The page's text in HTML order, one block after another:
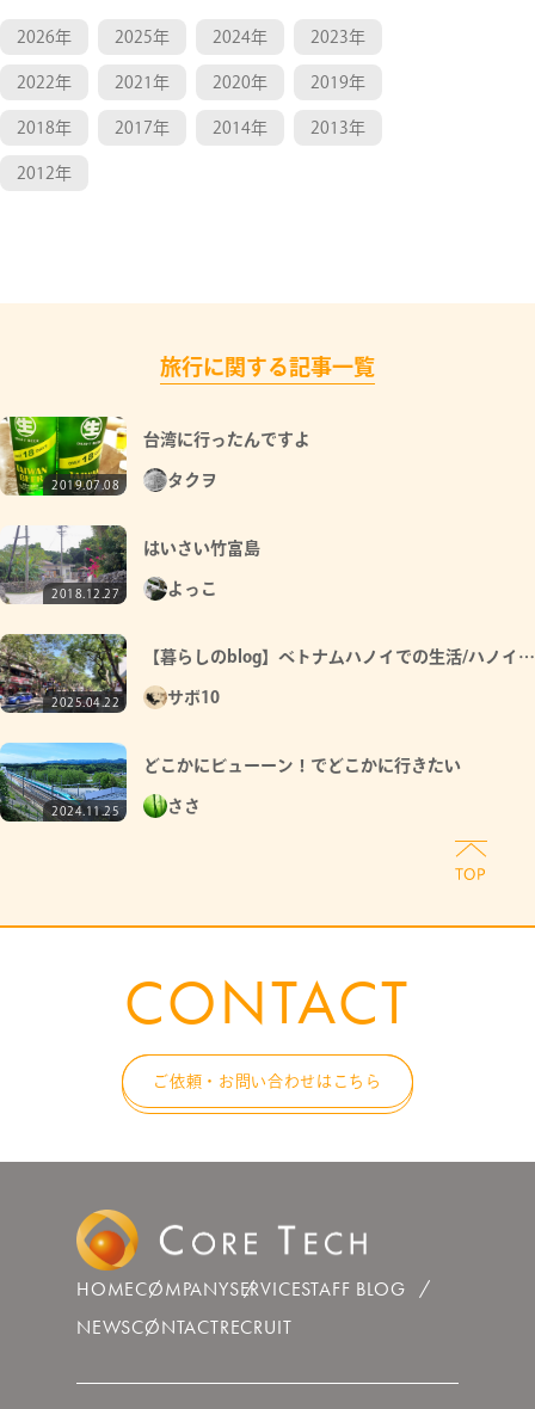
2026年 2025年 2024年 2023年
2022年 2021年 2020年 2019年
2018年 2017年 2014年 2013年
2012年
旅行に関する記事一覧
2019.07.08
台湾に行ったんですよ
タクヲ
2018.12.27
はいさい竹富島
よっこ
2025.04.22
【暮らしのblog】ベトナムハノイでの生活/ハノイ駐
サボ10
2024.11.25
どこかにビューーン！でどこかに行きたい
ささ
CONTACT
ご依頼・お問い合わせはこちら
HOMECOMPANYSERVICESTAFF BLOG
NEWSCONTACTRECRUIT